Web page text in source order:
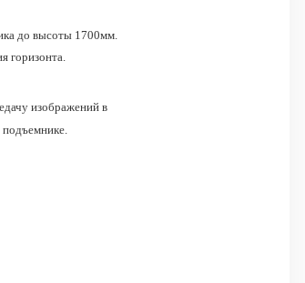
до высоты 1700мм.
горизонта.
изображений в
подъемнике.